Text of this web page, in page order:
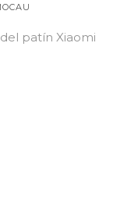
patín Xiaomi